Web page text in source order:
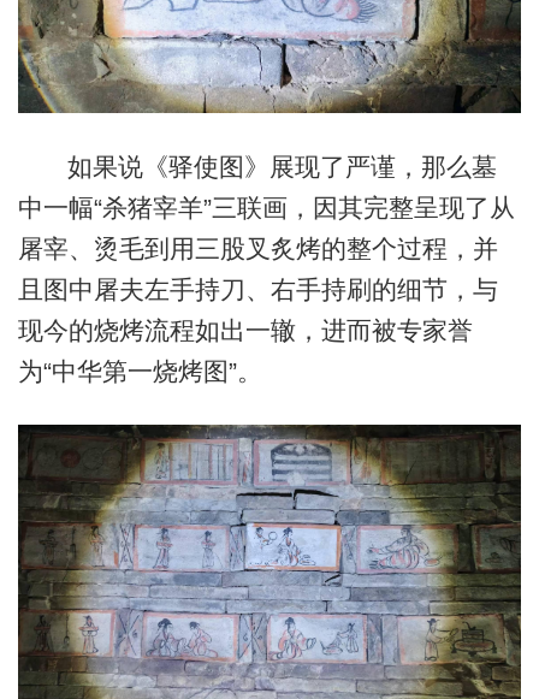
如果说《驿使图》展现了严谨，那么墓
中一幅“杀猪宰羊”三联画，因其完整呈现了从
屠宰、烫毛到用三股叉炙烤的整个过程，并
且图中屠夫左手持刀、右手持刷的细节，与
现今的烧烤流程如出一辙，进而被专家誉
为“中华第一烧烤图”。